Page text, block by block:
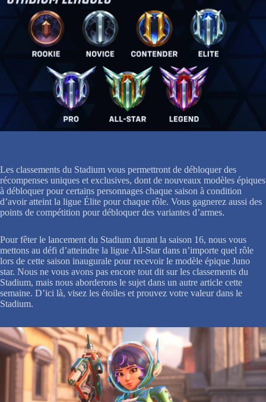
Les classements du Stadium vous permettront de débloquer des
récompenses uniques et exclusives, dont de nouveaux modèles épiques
à débloquer pour certains personnages chaque saison à condition
d’avoir atteint la ligue Élite pour chaque rôle. Vous gagnerez aussi des
points de compétition pour débloquer des variantes d’armes.
Pour fêter le lancement du Stadium durant la saison 16, nous vous
mettons au défi d’atteindre la ligue All-Star dans n’importe quel rôle
lors de cette saison inaugurale pour recevoir le modèle épique Juno
star. Nous ne vous avons pas encore tout dit sur les classements du
Stadium, mais nous aborderons le sujet dans un autre article cette
semaine. D’ici là, visez les étoiles et prouvez votre valeur dans le
Stadium.